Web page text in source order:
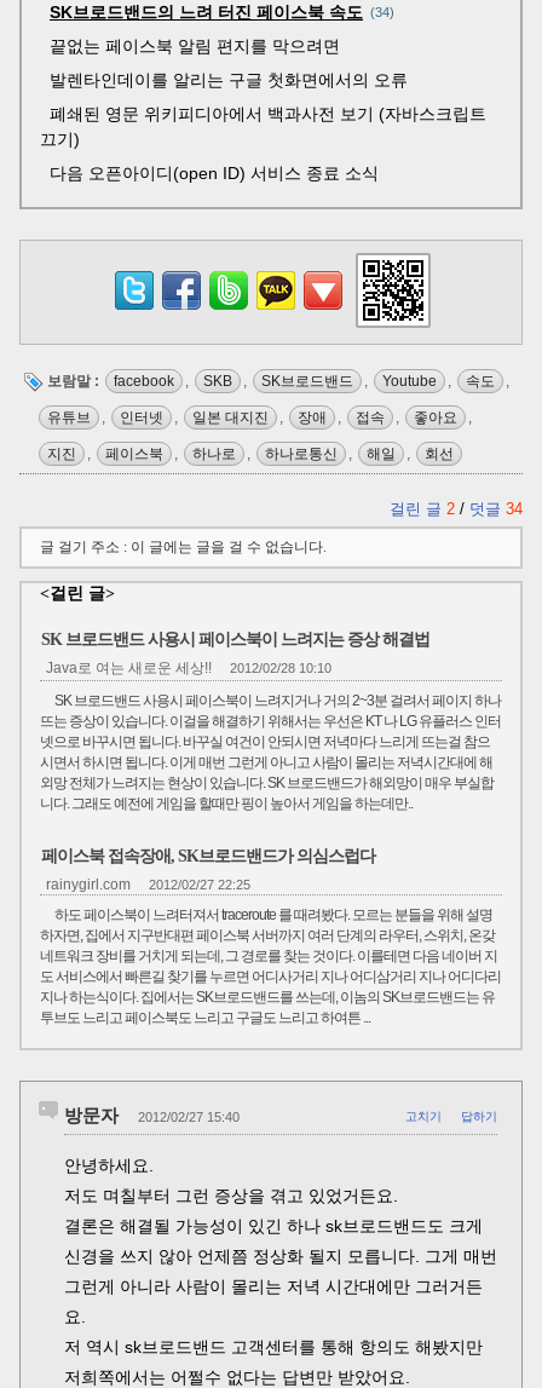
SK브로드밴드의 느려 터진 페이스북 속도
34
끝없는 페이스북 알림 편지를 막으려면
발렌타인데이를 알리는 구글 첫화면에서의 오류
폐쇄된 영문 위키피디아에서 백과사전 보기 (자바스크립트
끄기)
다음 오픈아이디(open ID) 서비스 종료 소식
보람말 : facebook , SKB , SK브로드밴드 , Youtube , 속도 ,
유튜브 , 인터넷 , 일본 대지진 , 장애 , 접속 , 좋아요 ,
지진 , 페이스북 , 하나로 , 하나로통신 , 해일 , 회선
걸린 글 2 / 덧글 34
글 걸기 주소 : 이 글에는 글을 걸 수 없습니다.
<걸린 글>
SK 브로드밴드 사용시 페이스북이 느려지는 증상 해결법
Java로 여는 새로운 세상!! 2012/02/28 10:10
SK 브로드밴드 사용시 페이스북이 느려지거나 거의 2~3분 걸려서 페이지 하나
뜨는 증상이 있습니다. 이걸을 해결하기 위해서는 우선은 KT 나 LG 유플러스 인터
넷으로 바꾸시면 됩니다. 바꾸실 여건이 안되시면 저녁마다 느리게 뜨는걸 참으
시면서 하시면 됩니다. 이게 매번 그런게 아니고 사람이 몰리는 저녁시간대에 해
외망 전체가 느려지는 현상이 있습니다. SK 브로드밴드가 해외망이 매우 부실합
니다. 그래도 예전에 게임을 할때만 핑이 높아서 게임을 하는데만..
페이스북 접속장애, SK브로드밴드가 의심스럽다
rainygirl.com 2012/02/27 22:25
하도 페이스북이 느려터져서 traceroute 를 때려봤다. 모르는 분들을 위해 설명
하자면, 집에서 지구반대편 페이스북 서버까지 여러 단계의 라우터, 스위치, 온갖
네트워크 장비를 거치게 되는데, 그 경로를 찾는 것이다. 이를테면 다음 네이버 지
도 서비스에서 빠른길 찾기를 누르면 어디사거리 지나 어디삼거리 지나 어디다리
지나 하는식이다. 집에서는 SK브로드밴드를 쓰는데, 이놈의 SK브로드밴드는 유
투브도 느리고 페이스북도 느리고 구글도 느리고 하여튼 ...
방문자 2012/02/27 15:40 고치기 답하기
안녕하세요.
저도 며칠부터 그런 증상을 겪고 있었거든요.
결론은 해결될 가능성이 있긴 하나 sk브로드밴드도 크게
신경을 쓰지 않아 언제쯤 정상화 될지 모릅니다. 그게 매번
그런게 아니라 사람이 몰리는 저녁 시간대에만 그러거든
요.
저 역시 sk브로드밴드 고객센터를 통해 항의도 해봤지만
저희쪽에서는 어쩔수 없다는 답변만 받았어요.